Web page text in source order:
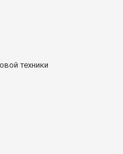
техники